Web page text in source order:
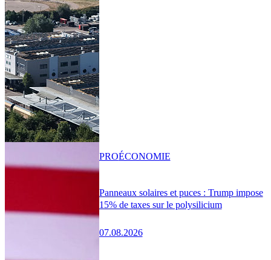
Panneaux solaires et puces : Trump impose
15% de taxes sur le polysilicium
07.08.2026
PROÉCONOMIE